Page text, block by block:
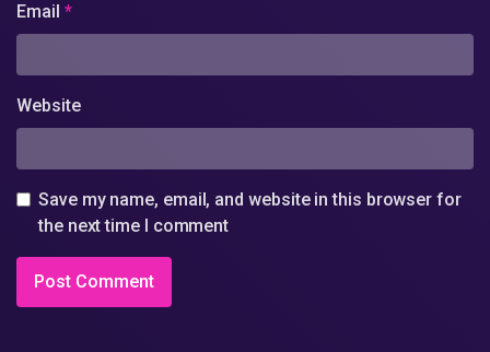
Email *
Website
Save my name, email, and website in this browser for
the next time I comment